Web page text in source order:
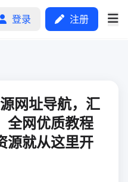
登录 注册
网址导航，汇
全网优质教程
源就从这里开